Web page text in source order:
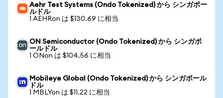
Aehr Test Systems (Ondo Tokenized) から シンガポー
ルドル
1 AEHRon は $130.69 に相当
ON Semiconductor (Ondo Tokenized) から シンガポ
ールドル
1 ONon は $104.56 に相当
Mobileye Global (Ondo Tokenized) から シンガポール
ドル
1 MBLYon は $11.22 に相当